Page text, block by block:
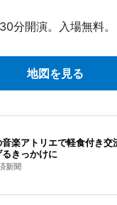
分開演。入場無料。
地図を見る
楽アトリエで軽食付き交
きっかけに
新聞